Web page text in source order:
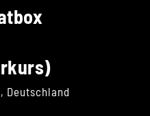
Deutschland